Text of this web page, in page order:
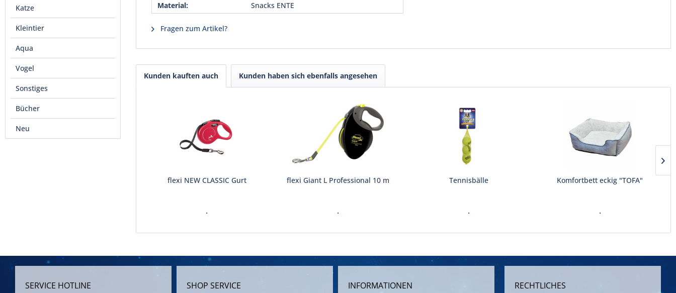
Katze
Kleintier
Aqua
Vogel
Sonstiges
Bücher
Neu
Material:
Snacks ENTE
Fragen zum Artikel?
Kunden kauften auch Kunden haben sich ebenfalls angesehen
flexi NEW CLASSIC Gurt
.
flexi Giant L Professional 10 m
.
Tennisbälle
.
Komfortbett eckig "TOFA"
.
SERVICE HOTLINE SHOP SERVICE INFORMATIONEN RECHTLICHES